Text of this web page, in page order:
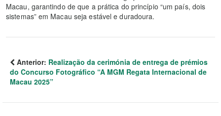
Macau, garantindo de que a prática do princípio “um país, dois
sistemas” em Macau seja estável e duradoura.
Anterior: Realização da cerimónia de entrega de prémios
do Concurso Fotográfico “A MGM Regata Internacional de
Macau 2025”